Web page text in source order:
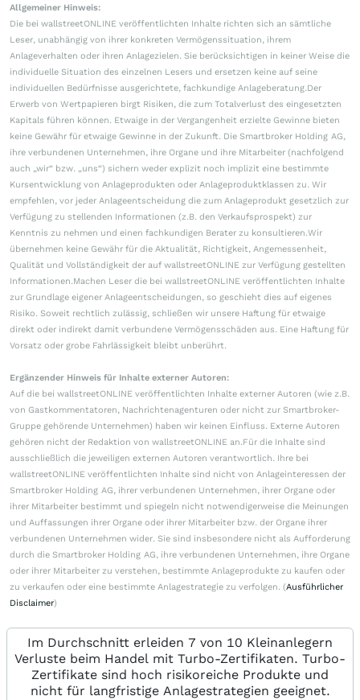
Allgemeiner Hinweis:
Die bei wallstreetONLINE veröffentlichten Inhalte richten sich an sämtliche
Leser, unabhängig von ihrer konkreten Vermögenssituation, ihrem
Anlageverhalten oder ihren Anlagezielen. Sie berücksichtigen in keiner Weise die
individuelle Situation des einzelnen Lesers und ersetzen keine auf seine
individuellen Bedürfnisse ausgerichtete, fachkundige Anlageberatung.Der
Erwerb von Wertpapieren birgt Risiken, die zum Totalverlust des eingesetzten
Kapitals führen können. Etwaige in der Vergangenheit erzielte Gewinne bieten
keine Gewähr für etwaige Gewinne in der Zukunft. Die Smartbroker Holding AG,
ihre verbundenen Unternehmen, ihre Organe und ihre Mitarbeiter (nachfolgend
auch „wir“ bzw. „uns“) sichern weder explizit noch implizit eine bestimmte
Kursentwicklung von Anlageprodukten oder Anlageproduktklassen zu. Wir
empfehlen, vor jeder Anlageentscheidung die zum Anlageprodukt gesetzlich zur
Verfügung zu stellenden Informationen (z.B. den Verkaufsprospekt) zur
Kenntnis zu nehmen und einen fachkundigen Berater zu konsultieren.Wir
übernehmen keine Gewähr für die Aktualität, Richtigkeit, Angemessenheit,
Qualität und Vollständigkeit der auf wallstreetONLINE zur Verfügung gestellten
Informationen.Machen Leser die bei wallstreetONLINE veröffentlichten Inhalte
zur Grundlage eigener Anlageentscheidungen, so geschieht dies auf eigenes
Risiko. Soweit rechtlich zulässig, schließen wir unsere Haftung für etwaige
direkt oder indirekt damit verbundene Vermögensschäden aus. Eine Haftung für
Vorsatz oder grobe Fahrlässigkeit bleibt unberührt.
Ergänzender Hinweis für Inhalte externer Autoren:
Auf die bei wallstreetONLINE veröffentlichten Inhalte externer Autoren (wie z.B.
von Gastkommentatoren, Nachrichtenagenturen oder nicht zur Smartbroker-
Gruppe gehörende Unternehmen) haben wir keinen Einfluss. Externe Autoren
gehören nicht der Redaktion von wallstreetONLINE an.Für die Inhalte sind
ausschließlich die jeweiligen externen Autoren verantwortlich. Ihre bei
wallstreetONLINE veröffentlichten Inhalte sind nicht von Anlageinteressen der
Smartbroker Holding AG, ihrer verbundenen Unternehmen, ihrer Organe oder
ihrer Mitarbeiter bestimmt und spiegeln nicht notwendigerweise die Meinungen
und Auffassungen ihrer Organe oder ihrer Mitarbeiter bzw. der Organe ihrer
verbundenen Unternehmen wider. Sie sind insbesondere nicht als Aufforderung
durch die Smartbroker Holding AG, ihre verbundenen Unternehmen, ihre Organe
oder ihrer Mitarbeiter zu verstehen, bestimmte Anlageprodukte zu kaufen oder
zu verkaufen oder eine bestimmte Anlagestrategie zu verfolgen. (Ausführlicher
Disclaimer)
Im Durchschnitt erleiden 7 von 10 Kleinanlegern
Verluste beim Handel mit Turbo-Zertifikaten. Turbo-
Zertifikate sind hoch risikoreiche Produkte und
nicht für langfristige Anlagestrategien geeignet.